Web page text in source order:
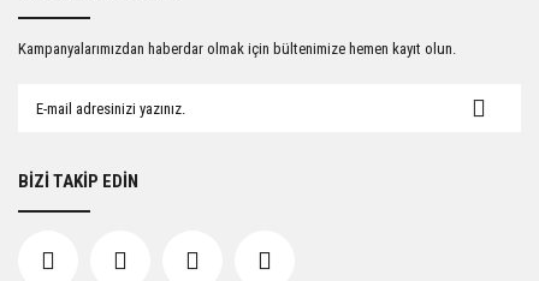
Gönder
Kampanyalarımızdan haberdar olmak için bültenimize hemen kayıt olun.
BİZİ TAKİP EDİN